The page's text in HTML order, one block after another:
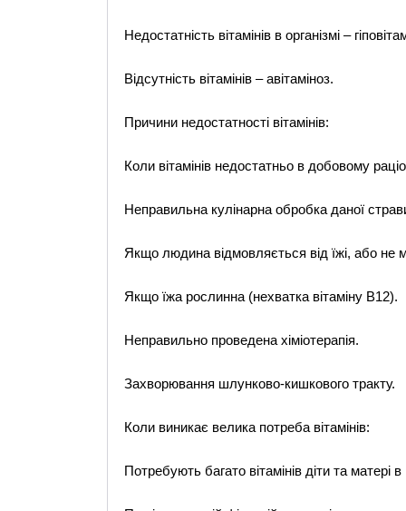
Недостатність вітамінів в організмі –
Відсутність вітамінів – авітаміноз.
Причини недостатності вітамінів:
Коли вітамінів недостатньо в добовому
Неправильна кулінарна обробка даної
Якщо людина відмовляється від їжі, або не
Якщо їжа рослинна (нехватка вітаміну В12).
Неправильно проведена хіміотерапія.
Захворювання шлунково-кишкового тракту.
Коли виникає велика потреба вітамінів:
Потребують багато вітамінів діти та матері в